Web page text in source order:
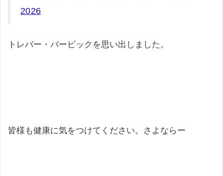
2026
トレバー・バービックを思い出しました。
皆様も健康に気をつけてください。さよならー